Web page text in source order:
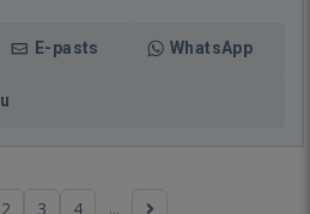
E-pasts WhatsApp
2 3 4 ...